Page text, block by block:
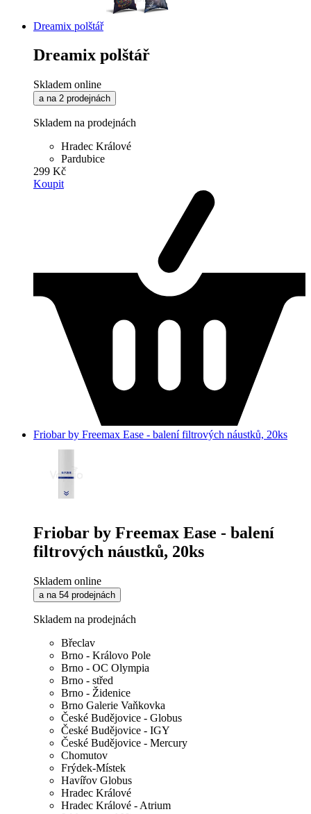
Dreamix polštář
Dreamix polštář
Skladem online
a na 2 prodejnách
Skladem na prodejnách
Hradec Králové
Pardubice
299 Kč
Koupit
Friobar by Freemax Ease - balení filtrových náustků, 20ks
Friobar by Freemax Ease - balení
filtrových náustků, 20ks
Skladem online
a na 54 prodejnách
Skladem na prodejnách
Břeclav
Brno - Královo Pole
Brno - OC Olympia
Brno - střed
Brno - Židenice
Brno Galerie Vaňkovka
České Budějovice - Globus
České Budějovice - IGY
České Budějovice - Mercury
Chomutov
Frýdek-Místek
Havířov Globus
Hradec Králové
Hradec Králové - Atrium